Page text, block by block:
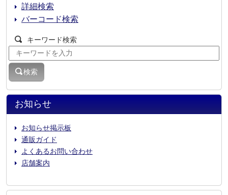
お知らせ
お知らせ掲示板
通販ガイド
よくあるお問い合わせ
店舗案内
詳細検索
バーコード検索
キーワード検索
検索